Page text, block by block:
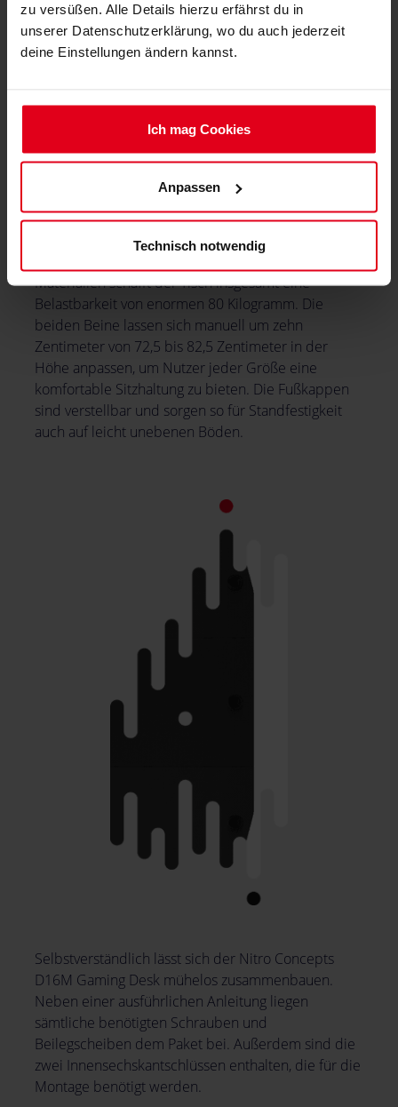
zu versüßen. Alle Details hierzu erfährst du in
unserer Datenschutzerklärung, wo du auch jederzeit
deine Einstellungen ändern kannst.
Ich mag Cookies
Anpassen
Technisch notwendig
Die Tischbeine sind aus robustem Stahl gefertigt.
Die beiden Beine werden oben mit einem starken
Rahmen verbunden auf denen die Tischplatten
Materialien schafft der Tisch insgesamt eine
Belastbarkeit von enormen 80 Kilogramm. Die
beiden Beine lassen sich manuell um zehn
Zentimeter von 72,5 bis 82,5 Zentimeter in der
Höhe anpassen, um Nutzer jeder Größe eine
komfortable Sitzhaltung zu bieten. Die Fußkappen
sind verstellbar und sorgen so für Standfestigkeit
auch auf leicht unebenen Böden.
Selbstverständlich lässt sich der Nitro Concepts
D16M Gaming Desk mühelos zusammenbauen.
Neben einer ausführlichen Anleitung liegen
sämtliche benötigten Schrauben und
Beilegscheiben dem Paket bei. Außerdem sind die
zwei Innensechskantschlüssen enthalten, die für die
Montage benötigt werden.